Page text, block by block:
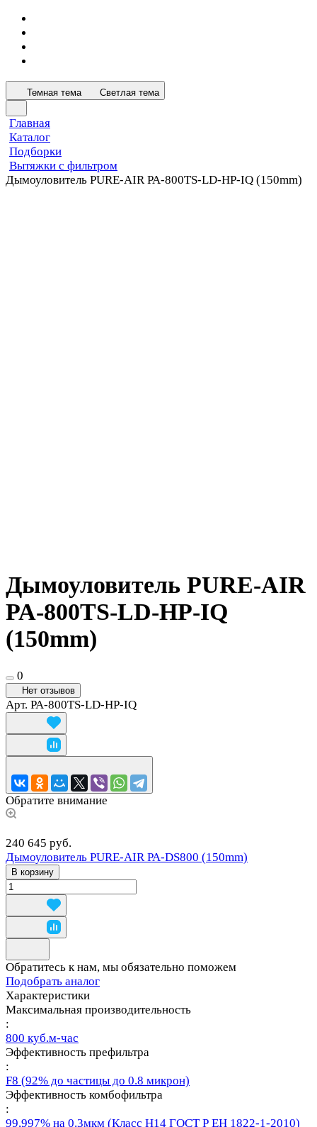
Темная тема Светлая тема
Главная
Каталог
Подборки
Вытяжки с фильтром
Дымоуловитель PURE-AIR PA-800TS-LD-HP-IQ (150mm)
Дымоуловитель PURE-AIR
PA-800TS-LD-HP-IQ
(150mm)
0
Нет отзывов
Арт. PA-800TS-LD-HP-IQ
Обратите внимание
240 645 руб.
Дымоуловитель PURE-AIR PA-DS800 (150mm)
В корзину
Обратитесь к нам, мы обязательно поможем
Подобрать аналог
Характеристики
Максимальная производительность
:
800 куб.м-час
Эффективность префильтра
:
F8 (92% до частицы до 0.8 микрон)
Эффективность комбофильтра
:
99,997% на 0.3мкм (Класс Н14 ГОСТ Р ЕН 1822-1-2010)